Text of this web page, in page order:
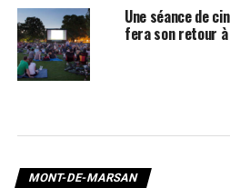
Une séance de
fera son retour
MONT-DE-MARSAN